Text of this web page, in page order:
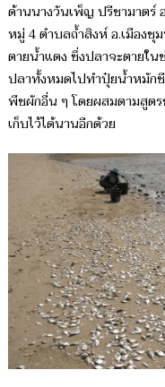
ด้านนางวันเพ็ญ ปรีชามาตร์
หมู่ 4 ตำบลถ้ำสิงห์ อ.เมืองชุ
ตายน้ำแดง ซึ่งปลาจะตายใ
ปลาทั้งหมดไปทำปุ๋ยน้ำหมักชี
พืชผักอื่น ๆ โดยผสมตามสูต
เก็บไว้ได้นานอีกด้วย